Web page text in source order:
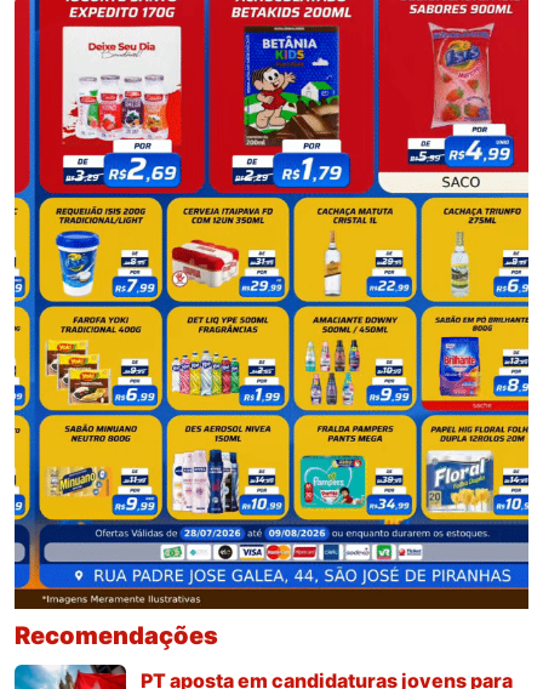
Recomendações
PT aposta em candidaturas jovens para